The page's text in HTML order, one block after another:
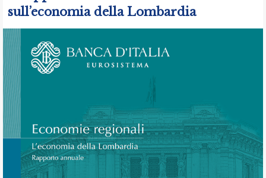
sull’economia della Lombardia